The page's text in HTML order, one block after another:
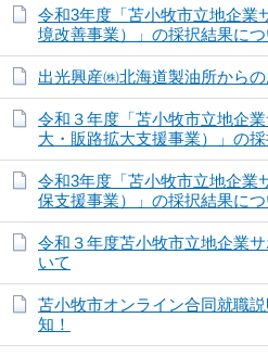
令和3年度「苫小牧市立地企業
境改善事業）」の採択結果につ
出光興産㈱北海道製油所から
令和３年度「苫小牧市立地企
大・販路拡大支援事業）」の
令和3年度「苫小牧市立地企業
保支援事業）」の採択結果につ
令和３年度苫小牧市立地企業
いて
苫小牧市オンライン合同就職
知！